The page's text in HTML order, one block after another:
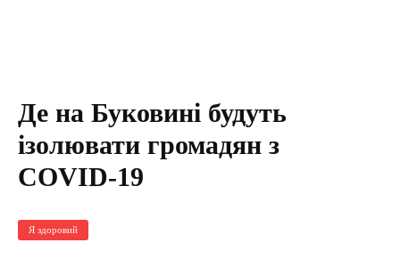
Де на Буковині будуть
ізолювати громадян з
COVID-19
Я здоровий